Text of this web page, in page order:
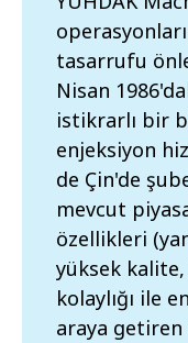
tasarrufu
Nisan
istikrarlı bir
enjeksiyon
de Çin'de
mevcut
özellikleri
yüksek kalite,
kolaylığı ile
araya